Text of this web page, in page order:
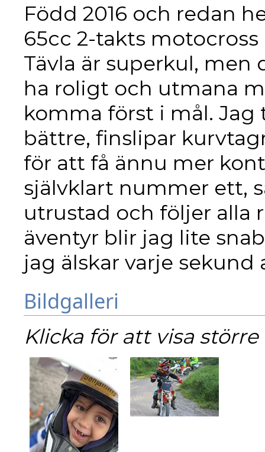
Född 2016 och redan
65cc 2-takts
Tävla är superkul,
ha roligt och utmana
komma först i mål.
bättre, finslipar
för att få ännu mer
självklart nummer ett,
utrustad och följer alla
äventyr blir jag lite
jag älskar varje sekund
Bildgalleri
Klicka för att visa